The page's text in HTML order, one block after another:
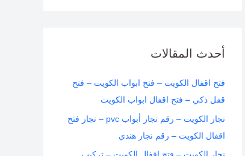
ث
ن
:
أحدث المقالات
فتح اقفال الكويت – فتح ابواب الكويت – فتح
قفل ذكي – فتح اقفال ابواب الكويت
نجار الكويت – رقم نجار أبواب pvc – نجار فتح
اقفال الكويت – رقم نجار هندي